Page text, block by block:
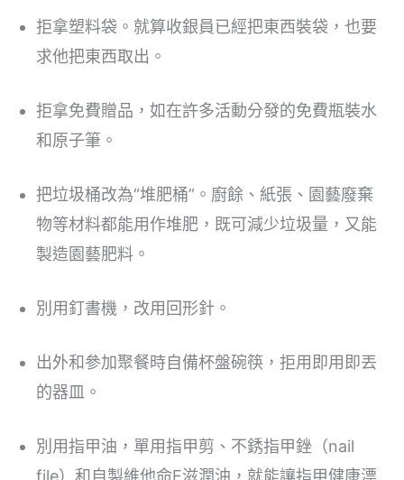
拒拿塑料袋。就算收銀員已經把東西裝袋，也要
求他把東西取出。
拒拿免費贈品，如在許多活動分發的免費瓶裝水
和原子筆。
把垃圾桶改為“堆肥桶”。廚餘、紙張、園藝廢棄
物等材料都能用作堆肥，既可減少垃圾量，又能
製造園藝肥料。
別用釘書機，改用回形針。
出外和參加聚餐時自備杯盤碗筷，拒用即用即丟
的器皿。
別用指甲油，單用指甲剪、不銹指甲銼（nail
file）和自製維他命E滋潤油，就能讓指甲健康漂